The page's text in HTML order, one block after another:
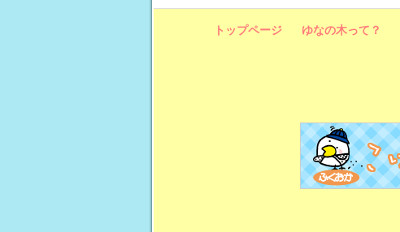
トップページ ゆなの木って？